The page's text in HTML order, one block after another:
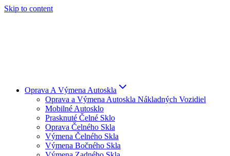
Skip to content
Oprava A Výmena Autoskla
Oprava a Výmena Autoskla Nákladných Vozidiel
Mobilné Autosklo
Prasknuté Čelné Sklo
Oprava Čelného Skla
Výmena Čelného Skla
Výmena Bočného Skla